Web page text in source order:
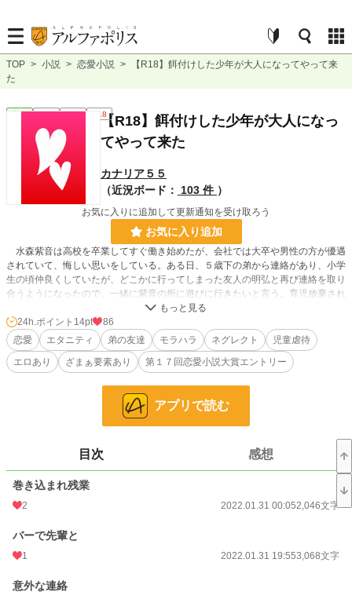
TOP > 小説 > 恋愛小説 >
【R18】餌付けした少年が大人になってやって来
た
恋愛 完結 長編 R18【R18】餌付けした少年が大人になっ
てやって来た
カナリア５５
（近況ボード：
103 件 ）
お気に入りに追加して更新通知を受け取ろう
お気に入り追加
水森紫音は高校を卒業してすぐ働き始めたが、会社では大卒や男性の方が優遇
されていて、悔しい思いをしている。ある日、５歳下の弟から連絡があり、小学
生の頃仲良くしていたが、どこかに行ってしまった友人の明弘と再び連絡を取り
合うようになったので、一緒に紫音の所に遊びに行きたいと言う。育児放棄され
ていた明弘にご飯を食べさせてあげていたので懐かしく思い、訪問を快諾する。
そうして久しぶりに会った明弘は、驚くほど素敵になっていた。その後、明弘は
しょっちゅう紫音の部屋を訪れるようになる。
※ご注意下さい※ ネグレクト、いじめ、児童虐待、モラハラ、セクハラ表現が
あります。また、そういうタグから『ずっしりとした深い内容の話』を期待され
はありません。あまり多くないですが、予告なしでのエロシーンがあります。ス
ピンオフで「これは『同期だから』で済まされる事ですか？」があります。よろ
しければそちらもお願いします。誤字脱字修正しましたが、まだ間違いがありま
※第17回恋愛小説大賞にエントリーしました。
小説 30,821 位 / 228,833 件
恋愛
お気に入り 112
文字数
24h.ポイント 14pt
86
恋愛
エタニティ 弟の友達 モラハラ ネグレクト
児童虐待
エロあり
ざまぁ要素あり 第１７回恋愛小説大賞エントリー
アプリで読む
目次 感想
巻き込まれ残業
2 2022.01.31 00:052,046文字
バーで先輩と
1 2022.01.31 19:553,068文字
意外な連絡